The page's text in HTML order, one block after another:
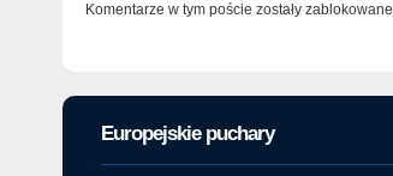
Komentarze w tym poście zostały zablokowane.
Europejskie puchary